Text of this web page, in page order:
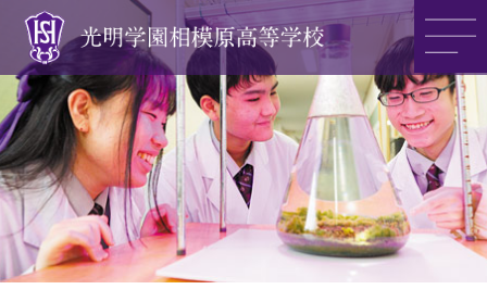
光明学園の魅力
光明学園のご紹介